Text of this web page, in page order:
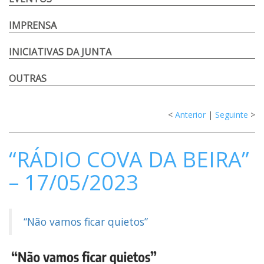
IMPRENSA
INICIATIVAS DA JUNTA
OUTRAS
< Anterior | Seguinte >
“RÁDIO COVA DA BEIRA”
– 17/05/2023
“Não vamos ficar quietos”